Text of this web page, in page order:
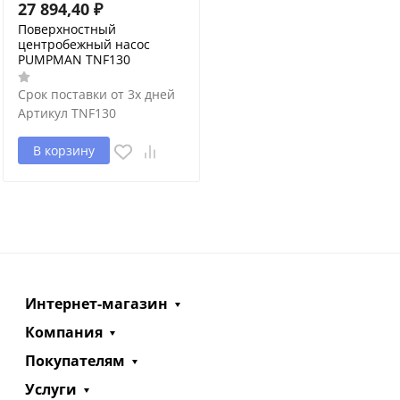
27 894,40 ₽
Поверхностный
центробежный насос
PUMPMAN TNF130
Срок поставки от 3х дней
Артикул TNF130
В корзину
Интернет-магазин
Компания
Покупателям
Услуги